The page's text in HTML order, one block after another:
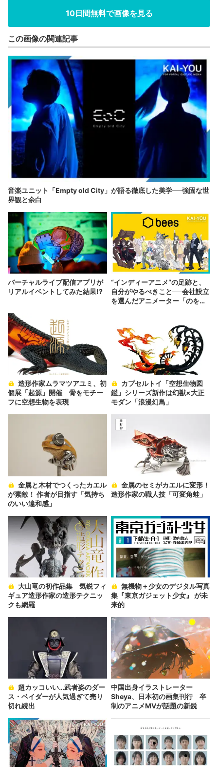
10日間無料で画像を見る
この画像の関連記事
音楽ユニット「Empty old City」が語る徹底した美学──強固な世
界観と余白
バーチャルライブ配信アプリが
リアルイベントしてみた結果!?
“インディーアニメ“の足跡と、
自分がやるべきこと──会社設立
を選んだアニメーター「のを
個展「起源」開催 骨をモチー
フに空想生物を表現
鑑」シリーズ新作は幻獣×大正
モダン「浪漫幻鳥」
が素敵！ 作者が目指す「気持ち
のいい違和感」
造形作家の職人技「可変角蛙」
ギュア造形作家の造形テクニッ
クも網羅
集『東京ガジェット少女』 が未
来的
ス・ベイダーが人気過ぎて売り
切れ続出
中国出身イラストレーター
Sheya、日本初の画集刊行 卒
制のアニメMVが話題の新鋭